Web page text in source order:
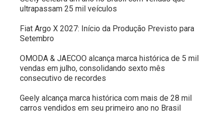
ultrapassam 25 mil veículos
Fiat Argo X 2027: Início da Produção Previsto para
Setembro
OMODA & JAECOO alcança marca histórica de 5 mil
vendas em julho, consolidando sexto mês
consecutivo de recordes
Geely alcança marca histórica com mais de 28 mil
carros vendidos em seu primeiro ano no Brasil